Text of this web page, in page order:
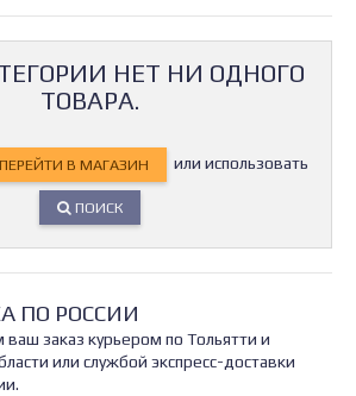
НЕТ НИ ОДНОГО
ТОВАРА.
ПЕРЕЙТИ В МАГАЗИН или использовать
ПОИСК
ПО РОССИИ
заказ курьером по Тольятти и
или службой экспресс-доставки